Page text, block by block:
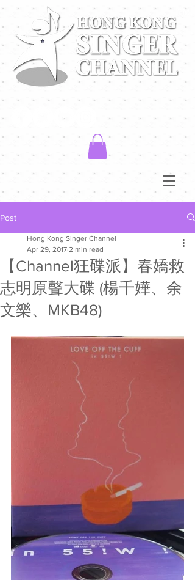
Post
【Channel狂碟派】春嬌救
志明原聲大碟 (楊千嬅、余
文樂、MKB48)
Hong Kong Singer Channel
Apr 29, 2017 2 min read